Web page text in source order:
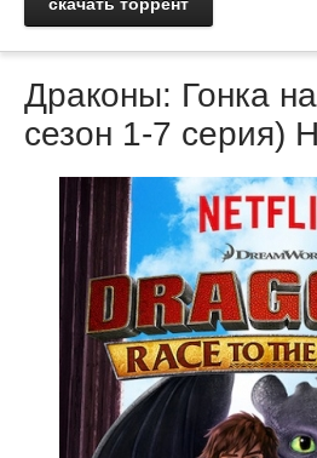
Драконы: Гонка
сезон 1-7 серия)